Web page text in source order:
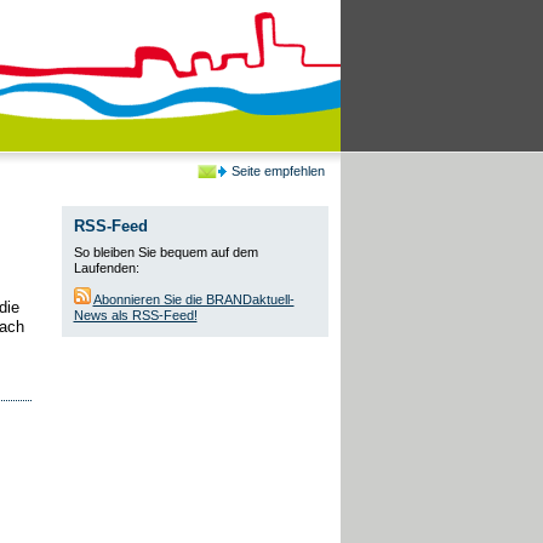
Seite empfehlen
RSS-Feed
So bleiben Sie bequem auf dem
Laufenden:
Abonnieren Sie die BRANDaktuell-
News als RSS-Feed!